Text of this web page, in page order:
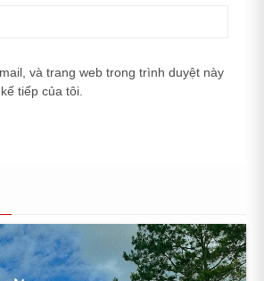
và trang web trong trình duyệt này
tiếp của tôi.